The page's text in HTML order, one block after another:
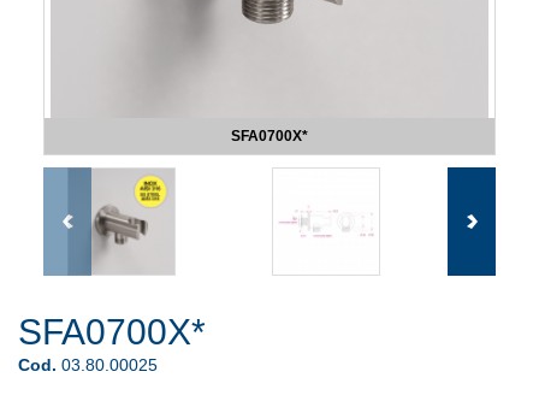
SFA0700X*
SFA0700X*
Cod. 03.80.00025